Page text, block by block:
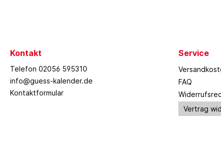
Kontakt
Telefon 02056 595310
info@guess-kalender.de
Kontaktformular
Service
FAQ
Vertrag